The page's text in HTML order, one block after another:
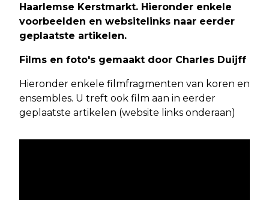
Haarlemse Kerstmarkt. Hieronder enkele
voorbeelden en websitelinks naar eerder
geplaatste artikelen.
Films en foto's gemaakt door Charles Duijff
Hieronder enkele filmfragmenten van koren en
ensembles. U treft ook film aan in eerder
geplaatste artikelen (website links onderaan)